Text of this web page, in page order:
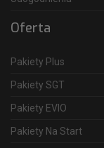
Oferta
Pakiety Plus
Pakiety SGT
Pakiety EVIO
Pakiety Na Start